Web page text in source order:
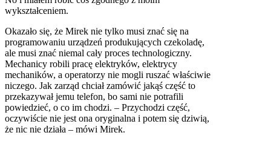
wykształceniem.
Okazało się, że Mirek nie tylko musi znać się na
programowaniu urządzeń produkujących czekoladę,
ale musi znać niemal cały proces technologiczny.
Mechanicy robili pracę elektryków, elektrycy
mechaników, a operatorzy nie mogli ruszać właściwie
niczego. Jak zarząd chciał zamówić jakąś część to
przekazywał jemu telefon, bo sami nie potrafili
powiedzieć, o co im chodzi. – Przychodzi część,
oczywiście nie jest ona oryginalna i potem się dziwią,
że nic nie działa – mówi Mirek.